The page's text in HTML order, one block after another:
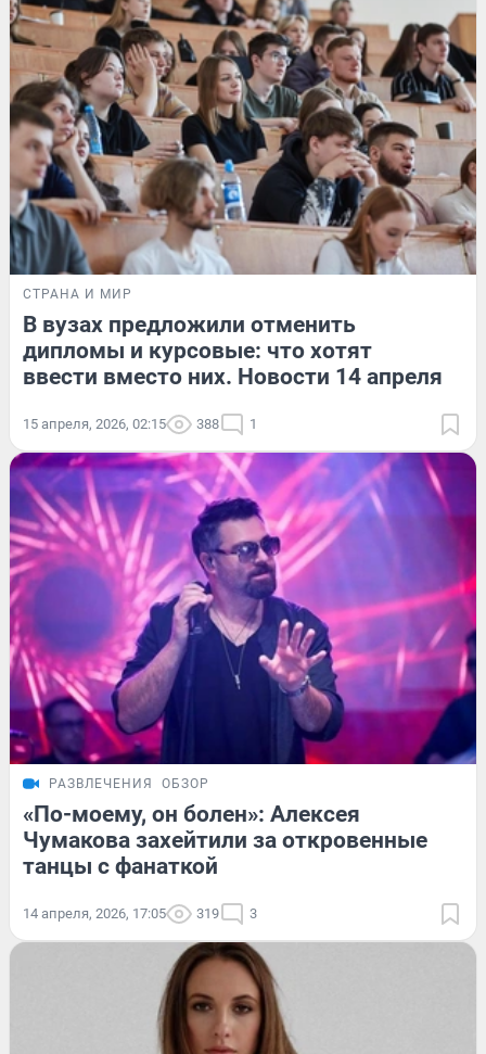
СТРАНА И МИР
В вузах предложили отменить
дипломы и курсовые: что хотят
ввести вместо них. Новости 14 апреля
15 апреля, 2026, 02:15 388 1
РАЗВЛЕЧЕНИЯ ОБЗОР
«По-моему, он болен»: Алексея
Чумакова захейтили за откровенные
танцы с фанаткой
14 апреля, 2026, 17:05 319 3